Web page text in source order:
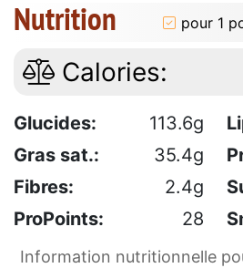
Nutrition pour 1
Calories:
Glucides: 113.6g
Gras sat.:
35.4g
Fibres:
2.4g
ProPoints:
28
Information nutritionnelle